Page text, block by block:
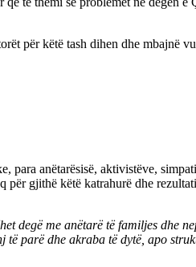
për këtë tash dihen dhe mbajnë
para anëtarësisë, aktivistëve,
gjithë këtë katrahurë dhe
degë me anëtarë të familjes dhe
parë dhe akraba të dytë, apo